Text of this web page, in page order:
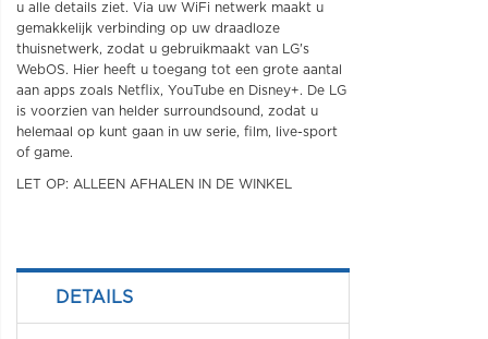
u alle details ziet. Via uw WiFi netwerk maakt u
gemakkelijk verbinding op uw draadloze
thuisnetwerk, zodat u gebruikmaakt van LG's
WebOS. Hier heeft u toegang tot een grote aantal
aan apps zoals Netflix, YouTube en Disney+. De LG
is voorzien van helder surroundsound, zodat u
helemaal op kunt gaan in uw serie, film, live-sport
of game.
LET OP: ALLEEN AFHALEN IN DE WINKEL
DETAILS